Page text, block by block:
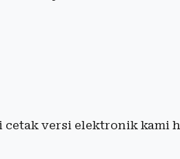
cetak versi elektronik kami